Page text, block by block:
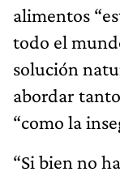
alimentos
todo el
solución
abordar
“como la
“Si bien no